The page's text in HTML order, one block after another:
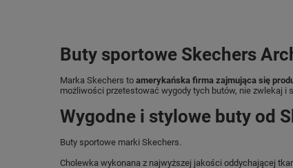
Buty sportowe Skechers
Marka Skechers to amerykańska firma zajmująca się
możliwości przetestować wygody tych butów, nie zwlekaj i
Wygodne i stylowe buty od
Buty sportowe marki Skechers.
Cholewka wykonana z najwyższej jakości oddychającej